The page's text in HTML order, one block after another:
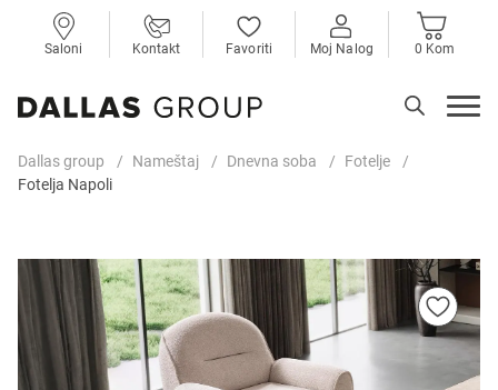
Saloni Kontakt Favoriti Moj Nalog 0 Kom
Dallas group Nameštaj Dnevna soba
Fotelje
Fotelja Napoli